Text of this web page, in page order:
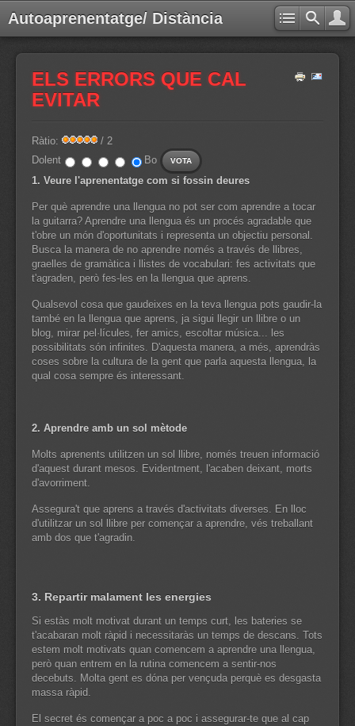
Autoaprenentatge/ Distància
ELS ERRORS QUE CAL
EVITAR
Ràtio:
/ 2
Dolent
Bo
1. Veure l'aprenentatge com si fossin deures
Per què aprendre una llengua no pot ser com aprendre a tocar
la guitarra? Aprendre una llengua és un procés agradable que
t'obre un món d'oportunitats i representa un objectiu personal.
Busca la manera de no aprendre només a través de llibres,
graelles de gramàtica i llistes de vocabulari: fes activitats que
t'agraden, però fes-les en la llengua que aprens.
Qualsevol cosa que gaudeixes en la teva llengua pots gaudir-la
també en la llengua que aprens, ja sigui llegir un llibre o un
blog, mirar pel·lícules, fer amics, escoltar música... les
possibilitats són infinites. D'aquesta manera, a més, aprendràs
coses sobre la cultura de la gent que parla aquesta llengua, la
qual cosa sempre és interessant.
2. Aprendre amb un sol mètode
Molts aprenents utilitzen un sol llibre, només treuen informació
d'aquest durant mesos. Evidentment, l'acaben deixant, morts
d'avorriment.
Assegura't que aprens a través d'activitats diverses. En lloc
d'utilitzar un sol llibre per començar a aprendre, vés treballant
amb dos que t'agradin.
3. Repartir malament les energies
Si estàs molt motivat durant un temps curt, les bateries se
t'acabaran molt ràpid i necessitaràs un temps de descans. Tots
estem molt motivats quan comencem a aprendre una llengua,
però quan entrem en la rutina comencem a sentir-nos
decebuts. Molta gent es dóna per vençuda perquè es desgasta
massa ràpid.
El secret és començar a poc a poc i assegurar-te que al cap